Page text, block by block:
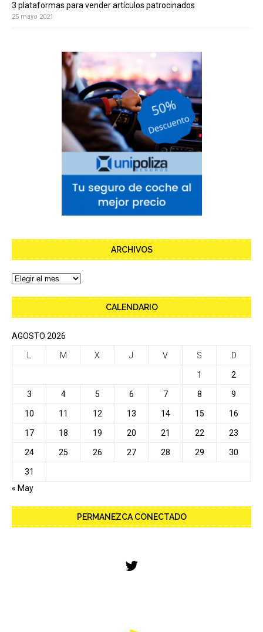
3 plataformas para vender artículos patrocinados
25 mayo 2021
ARCHIVOS
CALENDARIO
AGOSTO 2026
L M X J V S D
1 2
3 4 5 6 7 8 9
10 11 12 13 14 15 16
17 18 19 20 21 22 23
24 25 26 27 28 29 30
31
« May
PERMANEZCA CONECTADO